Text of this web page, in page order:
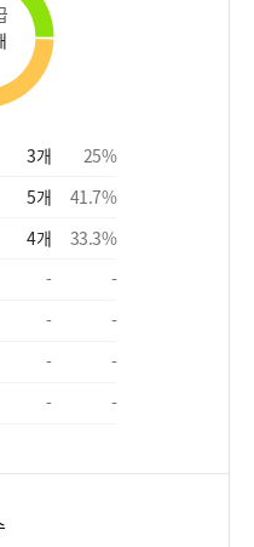
3개 25%
5개 41.7%
4개 33.3%
-
-
-
-
-
-
- -